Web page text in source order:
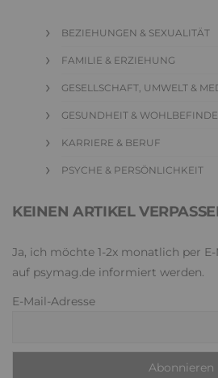
BEZIEHUNGEN & SEXUALITÄT
FAMILIE & ERZIEHUNG
GESELLSCHAFT, UMWELT &
GESUNDHEIT &
KARRIERE & BERUF
PSYCHE & PERSÖNLICHKEIT
KEINEN ARTIKEL
Ja, ich möchte 1-2x monatlich per
auf psymag.de informiert werden.
E-Mail-Adresse